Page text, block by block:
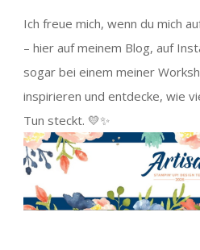
Ich freue mich, wenn du mich
– hier auf meinem Blog, auf
sogar bei einem meiner
inspirieren und entdecke, wie
Tun steckt. 💛✨